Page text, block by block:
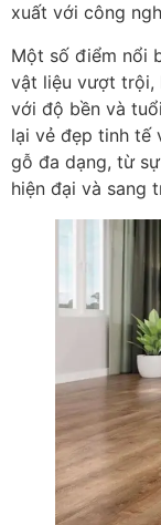
xuất với công
Một số điểm nổi
vật liệu vượt trội,
với độ bền và
lại vẻ đẹp tinh tế
gỗ đa dạng, từ
hiện đại và sang